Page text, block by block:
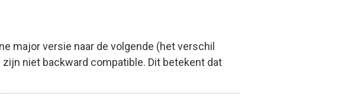
major versie naar de volgende (het verschil
niet backward compatible. Dit betekent dat